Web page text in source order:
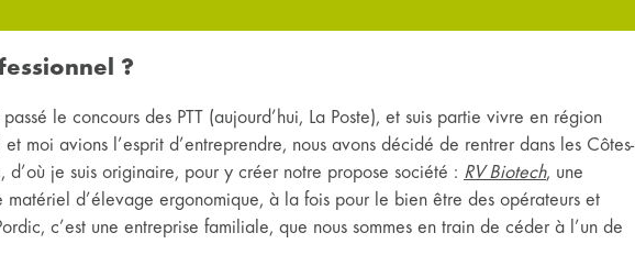
?
le concours des PTT (aujourd’hui, La Poste), et suis partie vivre en région
moi avions l’esprit d’entreprendre, nous avons décidé de rentrer dans les Côtes-
d’où je suis originaire, pour y créer notre propose société : RV Biotech, une
matériel d’élevage ergonomique, à la fois pour le bien être des opérateurs et
c’est une entreprise familiale, que nous sommes en train de céder à l’un de